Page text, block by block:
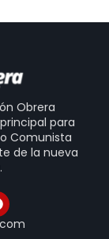
Obrera
para
Comunista
de la nueva